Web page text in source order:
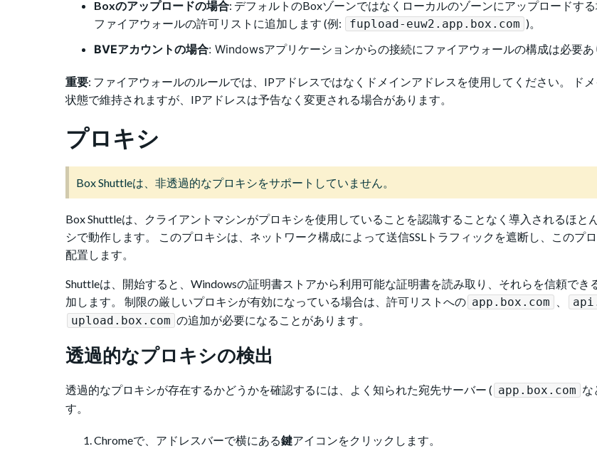
Boxのアップロードの場合: デフォルトのBoxゾーンではなくローカルのゾーンにアップロードす
ファイアウォールの許可リストに追加します (例:
fupload-euw2.app.box.com )。
BVEアカウントの場合: Windowsアプリケーションからの接続にファイアウォールの構成は必要あ
重要: ファイアウォールのルールでは、IPアドレスではなくドメインアドレスを使用してください。 ド
状態で維持されますが、IPアドレスは予告なく変更される場合があります。
プロキシ
Box Shuttleは、非透過的なプロキシをサポートしていません。
Box Shuttleは、クライアントマシンがプロキシを使用していることを認識することなく導入されるほと
シで動作します。 このプロキシは、ネットワーク構成によって送信SSLトラフィックを遮断し、このプ
配置します。
Shuttleは、開始すると、Windowsの証明書ストアから利用可能な証明書を読み取り、それらを信頼でき
加します。 制限の厳しいプロキシが有効になっている場合は、許可リストへの app.box.com
upload.box.com の追加が必要になることがあります。
透過的なプロキシの検出
透過的なプロキシが存在するかどうかを確認するには、よく知られた宛先サーバー ( app.box.com な
す。
Chromeで、アドレスバーで横にある鍵アイコンをクリックします。